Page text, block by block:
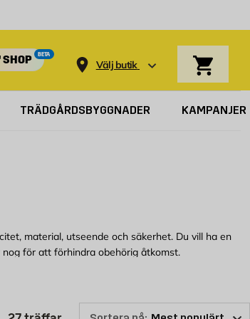
SHOP
BETA
Välj butik
TRÄDGÅRDSBYGGNADER KAMPANJER
material, utseende och säkerhet. Du vill ha en
för att förhindra obehörig åtkomst.
tillverkade av material som rostfritt stål. Oavsett